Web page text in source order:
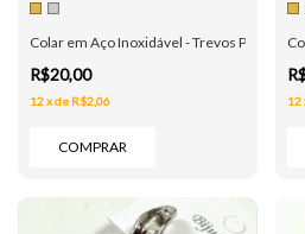
Colar em Aço Inoxidável - Trevos Pretos -
R$20,00
12xde R$2,06
COMPRAR
12